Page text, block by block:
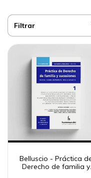
Filtrar
Belluscio - Práctica
Derecho de familia y